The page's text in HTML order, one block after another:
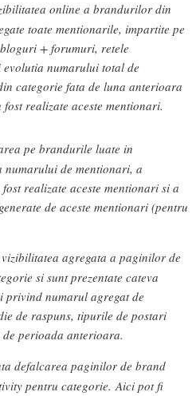
online a brandurilor din
toate mentionarile, impartite pe
+ forumuri, retele
numarului total de
categorie fata de luna anterioara
realizate aceste mentionari.
pe brandurile luate in
numarului de mentionari, a
realizate aceste mentionari si a
de aceste mentionari (pentru
agregata a paginilor de
si sunt prezentate cateva
numarul agregat de
de raspuns, tipurile de postari
perioada anterioara.
defalcarea paginilor de brand
pentru categorie.Aici pot fi